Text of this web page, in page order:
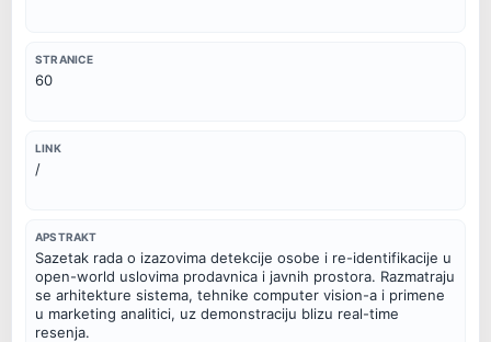
STRANICE
60
LINK
/
APSTRAKT
Sazetak rada o izazovima detekcije osobe i re-identifikacije u
open-world uslovima prodavnica i javnih prostora. Razmatraju
se arhitekture sistema, tehnike computer vision-a i primene
u marketing analitici, uz demonstraciju blizu real-time
resenja.